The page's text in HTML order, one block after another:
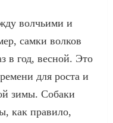
волчьими и
самки волков
в год, весной. Это
для роста и
зимы. Собаки
как правило,